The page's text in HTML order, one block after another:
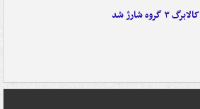
کالابرگ ۳ گروه شارژ شد